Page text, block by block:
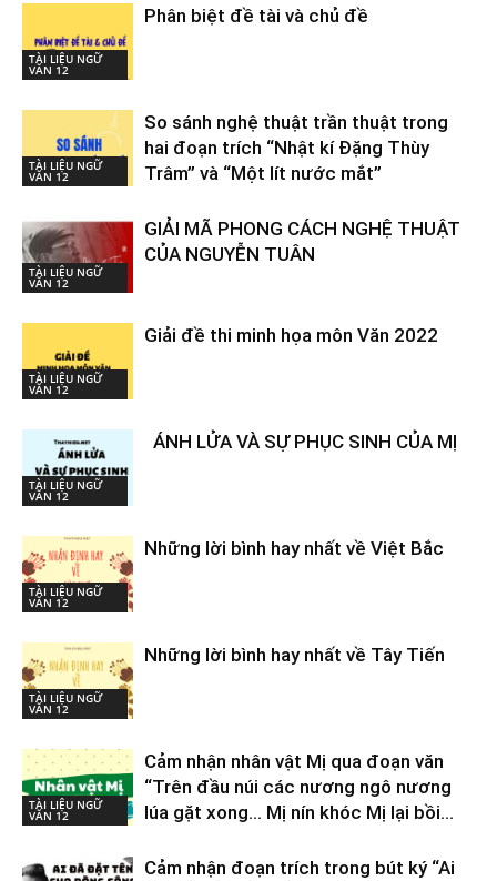
TÀI LIỆU NGỮ
VĂN 12
Phân biệt đề tài và chủ đề
TÀI LIỆU NGỮ
VĂN 12
So sánh nghệ thuật trần thuật trong
hai đoạn trích “Nhật kí Đặng Thùy
Trâm” và “Một lít nước mắt”
TÀI LIỆU NGỮ
VĂN 12
GIẢI MÃ PHONG CÁCH NGHỆ THUẬT
CỦA NGUYỄN TUÂN
TÀI LIỆU NGỮ
VĂN 12
Giải đề thi minh họa môn Văn 2022
TÀI LIỆU NGỮ
VĂN 12
ÁNH LỬA VÀ SỰ PHỤC SINH CỦA MỊ
TÀI LIỆU NGỮ
VĂN 12
Những lời bình hay nhất về Việt Bắc
TÀI LIỆU NGỮ
VĂN 12
Những lời bình hay nhất về Tây Tiến
TÀI LIỆU NGỮ
VĂN 12
Cảm nhận nhân vật Mị qua đoạn văn
“Trên đầu núi các nương ngô nương
lúa gặt xong… Mị nín khóc Mị lại bồi...
Cảm nhận đoạn trích trong bút ký “Ai